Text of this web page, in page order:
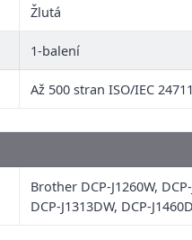
Žlutá
1-balení
Až 500 stran ISO/IEC
Brother DCP-J1260W,
DCP-J1313DW, DCP-